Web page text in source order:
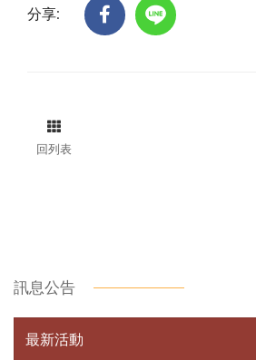
分享:
回列表
訊息公告
最新活動